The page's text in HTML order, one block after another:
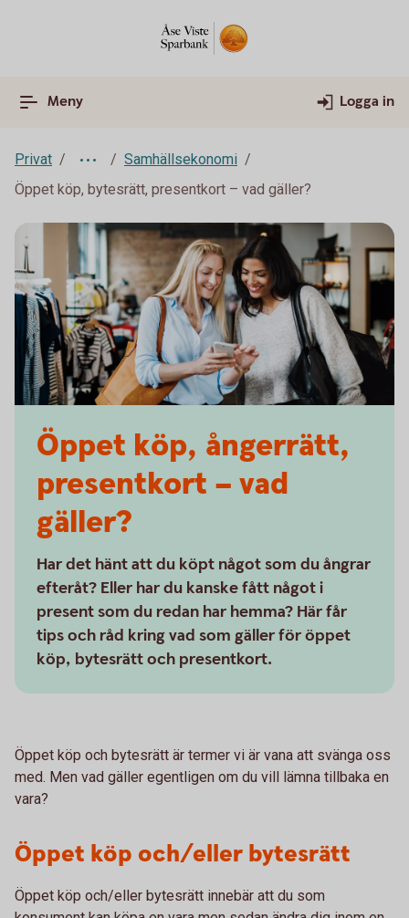
Meny Logga in
Privat
Samhällsekonomi
Öppet köp, bytesrätt, presentkort – vad gäller?
Öppet köp, ångerrätt,
presentkort – vad
gäller?
Har det hänt att du köpt något som du ångrar
efteråt? Eller har du kanske fått något i
present som du redan har hemma? Här får
tips och råd kring vad som gäller för öppet
köp, bytesrätt och presentkort.
Öppet köp och bytesrätt är termer vi är vana att svänga oss
med. Men vad gäller egentligen om du vill lämna tillbaka en
vara?
Öppet köp och/eller bytesrätt
Öppet köp och/eller bytesrätt innebär att du som